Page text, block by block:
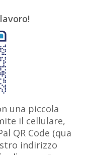
Baroque Art
Art
Art
Art
Art
Dutch Art
Estonian Art
Art Finnish Art
Collection Galleria
una piccola
il cellulare,
QR Code (qua
indirizzo